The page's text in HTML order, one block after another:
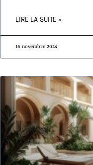
LIRE LA SUITE »
16 novembre 2024